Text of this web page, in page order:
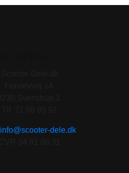
info@scooter-dele.dk